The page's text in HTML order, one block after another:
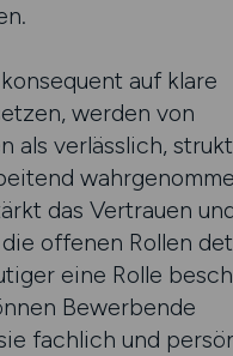
auf klare
werden von
als verlässlich,
das Vertrauen
offenen Rollen
eine Rolle
Bewerbende
fachlich und